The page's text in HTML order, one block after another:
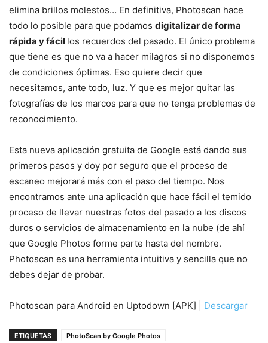
elimina brillos molestos… En definitiva, Photoscan hace
todo lo posible para que podamos digitalizar de forma
rápida y fácil los recuerdos del pasado. El único problema
que tiene es que no va a hacer milagros si no disponemos
de condiciones óptimas. Eso quiere decir que
necesitamos, ante todo, luz. Y que es mejor quitar las
fotografías de los marcos para que no tenga problemas de
reconocimiento.
Esta nueva aplicación gratuita de Google está dando sus
primeros pasos y doy por seguro que el proceso de
escaneo mejorará más con el paso del tiempo. Nos
encontramos ante una aplicación que hace fácil el temido
proceso de llevar nuestras fotos del pasado a los discos
duros o servicios de almacenamiento en la nube (de ahí
que Google Photos forme parte hasta del nombre.
Photoscan es una herramienta intuitiva y sencilla que no
debes dejar de probar.
Photoscan para Android en Uptodown [APK] | Descargar
ETIQUETAS PhotoScan by Google Photos